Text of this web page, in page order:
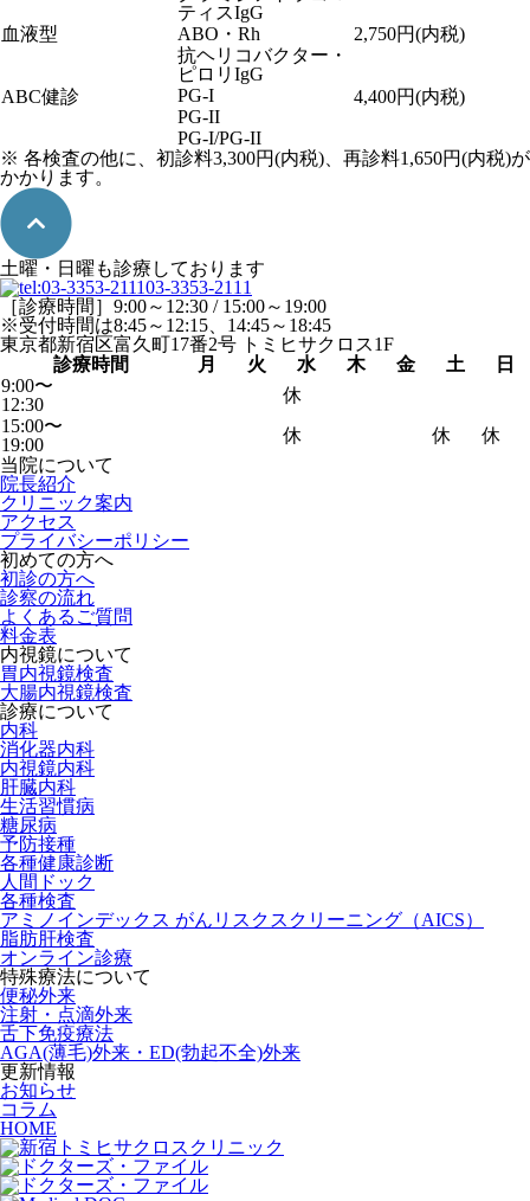
ティスIgG
血液型
ABO・Rh 2,750円(内税)
ABC健診
抗ヘリコバクター・
ピロリIgG
4,400円(内税)
PG-I
PG-II
PG-I/PG-II
※ 各検査の他に、初診料3,300円(内税)、再診料1,650円(内税)が
かかります。
土曜・日曜も診療しております
03-3353-2111
［診療時間］9:00～12:30 / 15:00～19:00
※受付時間は8:45～12:15、14:45～18:45
東京都新宿区富久町17番2号 トミヒサクロス1F
診療時間
月 火 水 木 金 土
日
9:00〜
12:30
休
15:00〜
19:00
休 休
休
当院について
院長紹介
クリニック案内
アクセス
プライバシーポリシー
初めての方へ
初診の方へ
診察の流れ
よくあるご質問
料金表
内視鏡について
胃内視鏡検査
大腸内視鏡検査
診療について
内科
消化器内科
内視鏡内科
肝臓内科
生活習慣病
糖尿病
予防接種
各種健康診断
人間ドック
各種検査
アミノインデックス がんリスクスクリーニング（AICS）
脂肪肝検査
オンライン診療
特殊療法について
便秘外来
注射・点滴外来
舌下免疫療法
AGA(薄毛)外来・ED(勃起不全)外来
更新情報
お知らせ
コラム
HOME